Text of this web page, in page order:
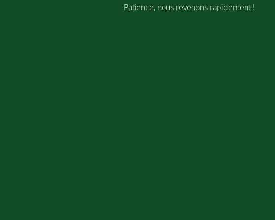
Patience, nous revenons rapidement !